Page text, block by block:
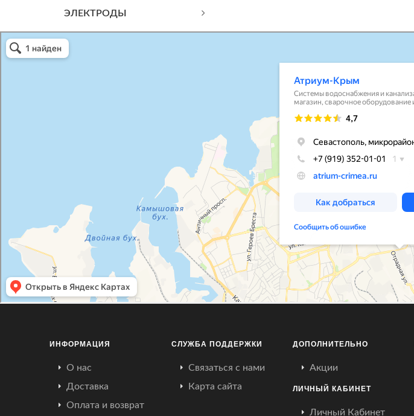
ЭЛЕКТРОДЫ
Атриум-Крым
Системы водоснабжения, отопления, канализации в Севастополе
Снабжение строительных объектов в Севастополе
ИНФОРМАЦИЯ
О нас
Доставка
Оплата и возврат
СЛУЖБА ПОДДЕРЖКИ
Связаться с нами
Карта сайта
ДОПОЛНИТЕЛЬНО
Акции
ЛИЧНЫЙ КАБИНЕТ
Личный Кабинет